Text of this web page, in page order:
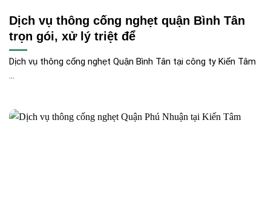
Dịch vụ thông cống nghẹt quận Bình Tân
trọn gói, xử lý triệt để
Dịch vụ thông cống nghẹt Quận Bình Tân tại công ty Kiến Tâm
...